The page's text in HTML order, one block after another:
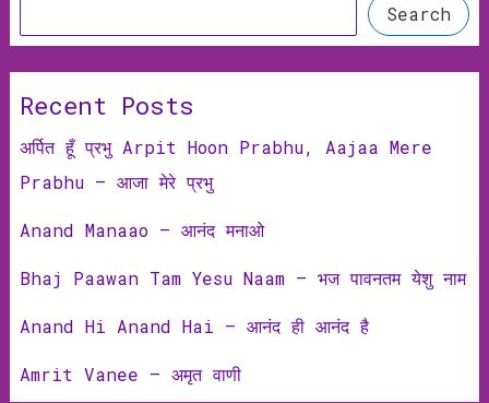
Search
Recent Posts
अर्पित हूँ प्रभु Arpit Hoon Prabhu, Aajaa Mere
Prabhu – आजा मेरे प्रभु
Anand Manaao – आनंद मनाओ
Bhaj Paawan Tam Yesu Naam – भज पावनतम येशु नाम
Anand Hi Anand Hai – आनंद ही आनंद है
Amrit Vanee – अमृत वाणी